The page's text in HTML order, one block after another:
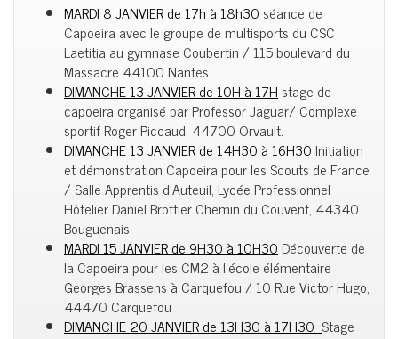
MARDI 8 JANVIER de 17h à 18h30 séance de
Capoeira avec le groupe de multisports du CSC
Laetitia au gymnase Coubertin / 115 boulevard du
Massacre 44100 Nantes.
DIMANCHE 13 JANVIER de 10H à 17H stage de
capoeira organisé par Professor Jaguar/ Complexe
sportif Roger Piccaud, 44700 Orvault.
DIMANCHE 13 JANVIER de 14H30 à 16H30 Initiation
et démonstration Capoeira pour les Scouts de France
/ Salle Apprentis d’Auteuil, Lycée Professionnel
Hôtelier Daniel BrottierChemin du Couvent, 44340
Bouguenais.
MARDI 15 JANVIER de 9H30 à 10H30 Découverte de
la Capoeira pour les CM2 à l’école élémentaire
Georges Brassens à Carquefou / 10 Rue Victor Hugo,
44470 Carquefou
DIMANCHE 20 JANVIER de 13H30 à 17H30 Stage